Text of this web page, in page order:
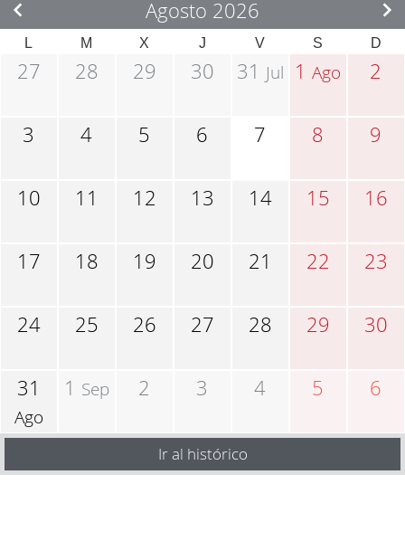
Agosto 2026
L M X J V S D
27 28 29 30 31 Jul 1Ago 2
3 4 5 6 7 8 9
10 11 12 13 14 15 16
17 18 19 20 21 22 23
24 25 26 27 28 29 30
31
Ago
1 Sep 2 3 4 5 6
Ir al histórico